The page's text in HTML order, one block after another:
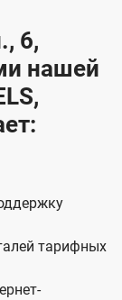
6,
нашей
тарифных